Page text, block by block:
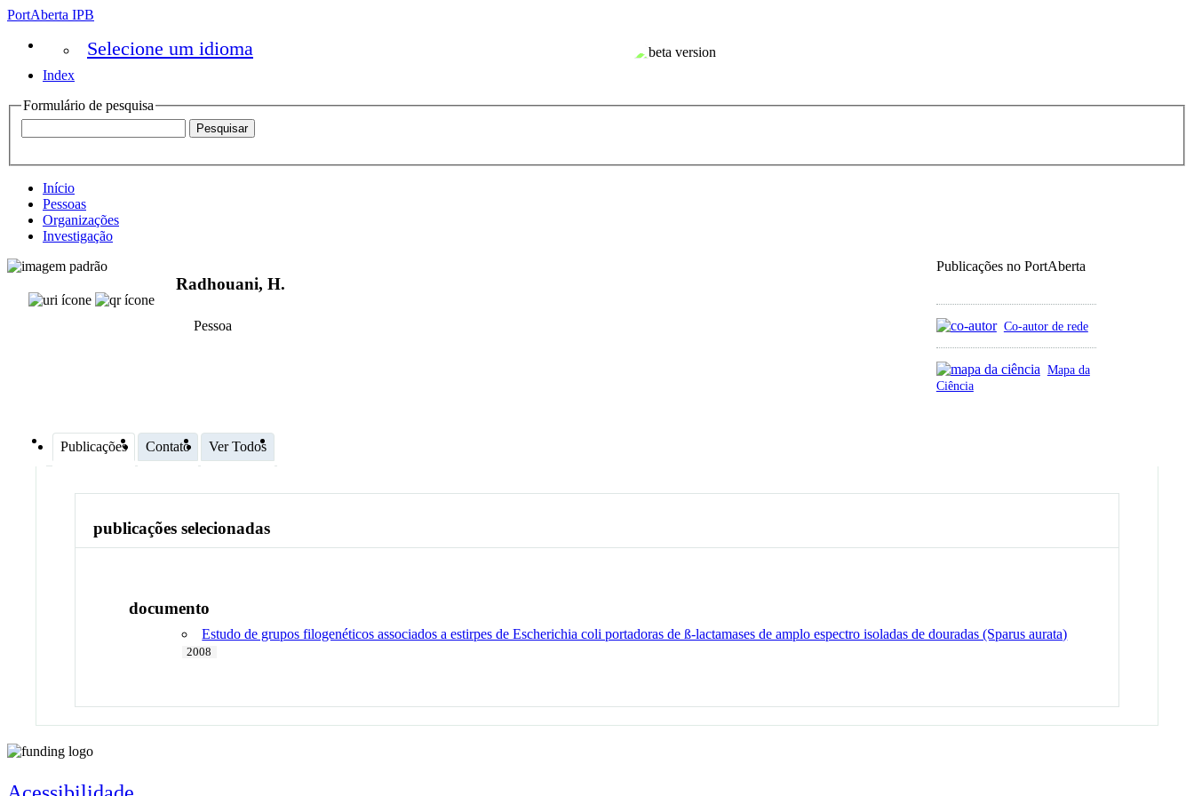
PortAberta IPB
Selecione um idioma
Index
Formulário de pesquisa
Início
Pessoas
Organizações
Investigação
Publicações no PortAberta
Co-autor de rede
Mapa da
Ciência
Radhouani, H.
Pessoa
Publicações Contato Ver Todos
publicações selecionadas
documento
Estudo de grupos filogenéticos associados a estirpes de Escherichia coli portadoras de ß-lactamases de amplo espectro isoladas de douradas (Sparus aurata)
2008